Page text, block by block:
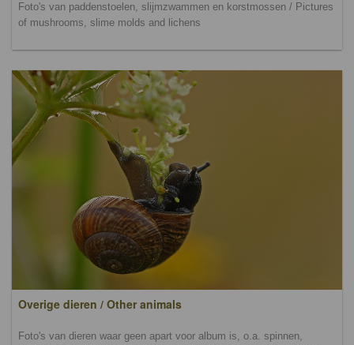
Foto's van paddenstoelen, slijmzwammen en korstmossen / Pictures
of mushrooms, slime molds and lichens
Overige dieren / Other animals
Foto's van dieren waar geen apart voor album is, o.a. spinnen,